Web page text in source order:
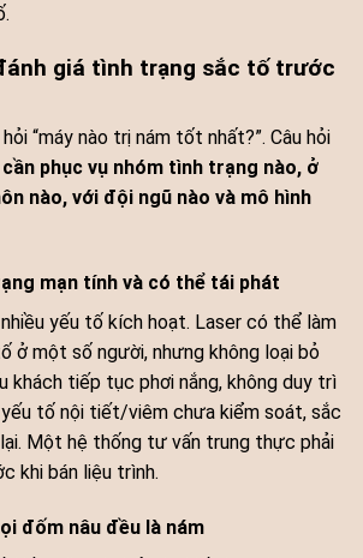
giá tình trạng sắc tố trước
“máy nào trị nám tốt nhất?”. Câu hỏi
phục vụ nhóm tình trạng nào, ở
nào, với đội ngũ nào và mô hình
mạn tính và có thể tái phát
yếu tố kích hoạt. Laser có thể làm
ở một số người, nhưng không loại bỏ
khách tiếp tục phơi nắng, không duy trì
tố nội tiết/viêm chưa kiểm soát, sắc
Một hệ thống tư vấn trung thực phải
khi bán liệu trình.
đốm nâu đều là nám